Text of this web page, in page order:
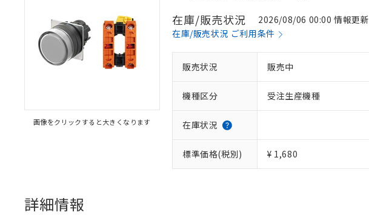
画像をクリックすると大きくなります
在庫/販売状況
2026/08/06 00:00 情報更新
在庫/販売状況 ご利用条件
販売状況 販売中
機種区分 受注生産機種
在庫状況
標準価格(税別) ¥ 1,680
詳細情報